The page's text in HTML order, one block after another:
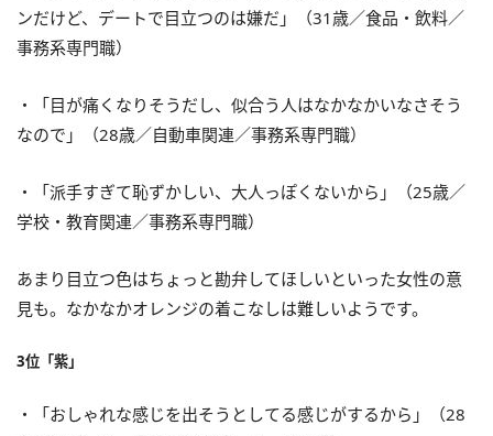
ンだけど、デートで目立つのは嫌だ」（31歳／食品・飲料／
事務系専門職）
・「目が痛くなりそうだし、似合う人はなかなかいなさそう
なので」（28歳／自動車関連／事務系専門職）
・「派手すぎて恥ずかしい、大人っぽくないから」（25歳／
学校・教育関連／事務系専門職）
あまり目立つ色はちょっと勘弁してほしいといった女性の意
見も。なかなかオレンジの着こなしは難しいようです。
3位「紫」
・「おしゃれな感じを出そうとしてる感じがするから」（28